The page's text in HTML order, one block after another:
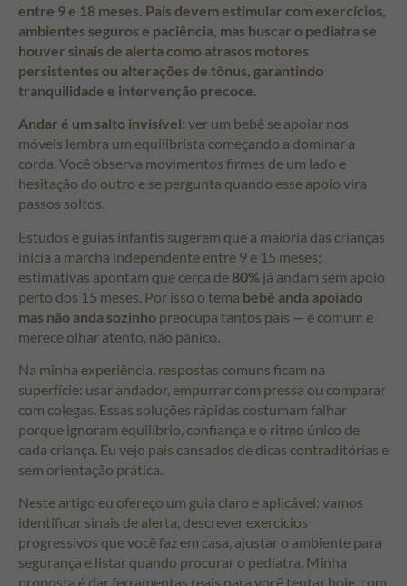
entre 9 e 18 meses. Pais devem estimular com exercícios,
ambientes seguros e paciência, mas buscar o pediatra se
houver sinais de alerta como atrasos motores
persistentes ou alterações de tônus, garantindo
tranquilidade e intervenção precoce.
Andar é um salto invisível: ver um bebê se apoiar nos
móveis lembra um equilibrista começando a dominar a
corda. Você observa movimentos firmes de um lado e
hesitação do outro e se pergunta quando esse apoio vira
passos soltos.
Estudos e guias infantis sugerem que a maioria das crianças
inicia a marcha independente entre 9 e 15 meses;
estimativas apontam que cerca de 80% já andam sem apoio
perto dos 15 meses. Por isso o tema bebê anda apoiado
mas não anda sozinho preocupa tantos pais — é comum e
merece olhar atento, não pânico.
Na minha experiência, respostas comuns ficam na
superfície: usar andador, empurrar com pressa ou comparar
com colegas. Essas soluções rápidas costumam falhar
porque ignoram equilíbrio, confiança e o ritmo único de
cada criança. Eu vejo pais cansados de dicas contraditórias e
sem orientação prática.
Neste artigo eu ofereço um guia claro e aplicável: vamos
identificar sinais de alerta, descrever exercícios
progressivos que você faz em casa, ajustar o ambiente para
segurança e listar quando procurar o pediatra. Minha
proposta é dar ferramentas reais para você tentar hoje, com